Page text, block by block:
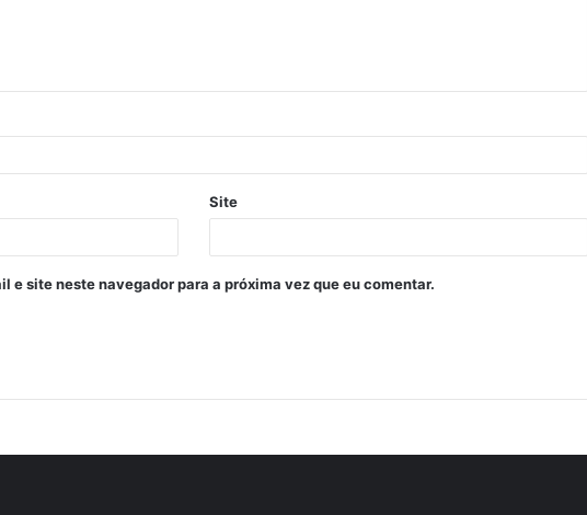
Site
e site neste navegador para a próxima vez que eu comentar.